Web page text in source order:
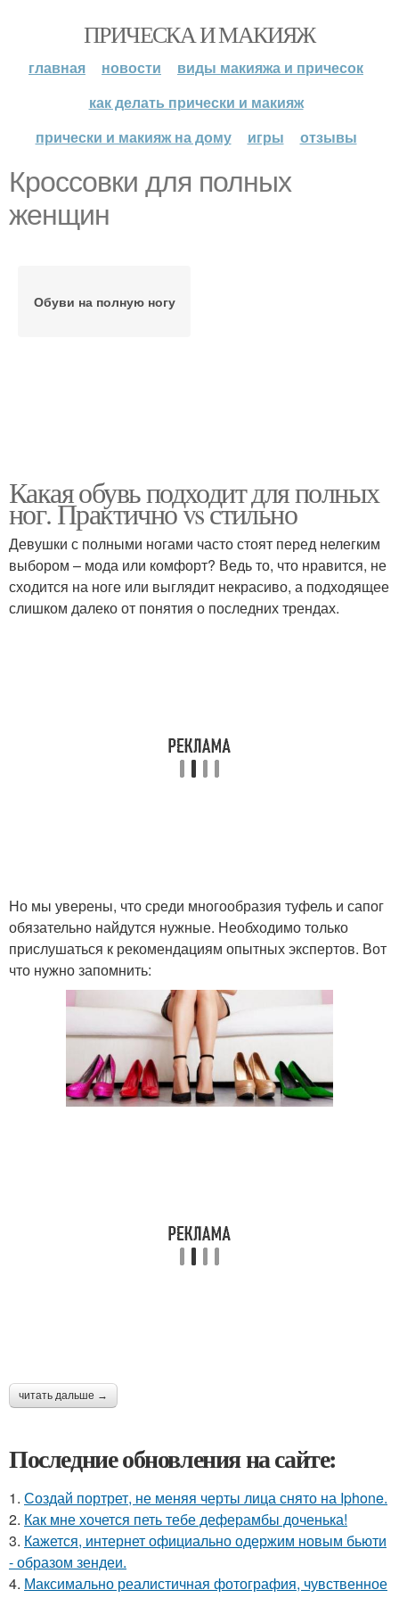
ПРИЧЕСКА И МАКИЯЖ
главная новости
виды макияжа и причесок
как делать прически и макияж
прически и макияж на дому
игры отзывы
Кроссовки для полных
женщин
Обуви на полную ногу
Какая обувь подходит для полных
ног. Практично vs стильно
Девушки с полными ногами часто стоят перед нелегким
выбором – мода или комфорт? Ведь то, что нравится, не
сходится на ноге или выглядит некрасиво, а подходящее
слишком далеко от понятия о последних трендах.
Но мы уверены, что среди многообразия туфель и сапог
обязательно найдутся нужные. Необходимо только
прислушаться к рекомендациям опытных экспертов. Вот
что нужно запомнить:
читать дальше →
Последние обновления на сайте:
1. Создай портрет, не меняя черты лица снято на Iphone.
2. Как мне хочется петь тебе деферамбы доченька!
3. Кажется, интернет официально одержим новым бьюти
- образом зендеи.
4. Максимально реалистичная фотография, чувственное